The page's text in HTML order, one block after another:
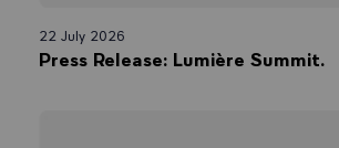
22 July 2026
Press Release: Lumière Summit.